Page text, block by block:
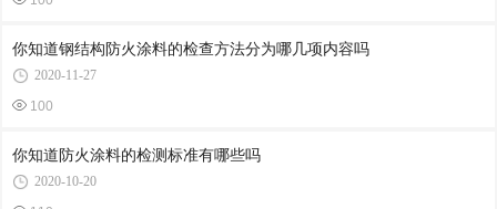
你知道钢结构防火涂料的检查方法分为哪几项内容吗
2020-11-27
100
你知道防火涂料的检测标准有哪些吗
2020-10-20